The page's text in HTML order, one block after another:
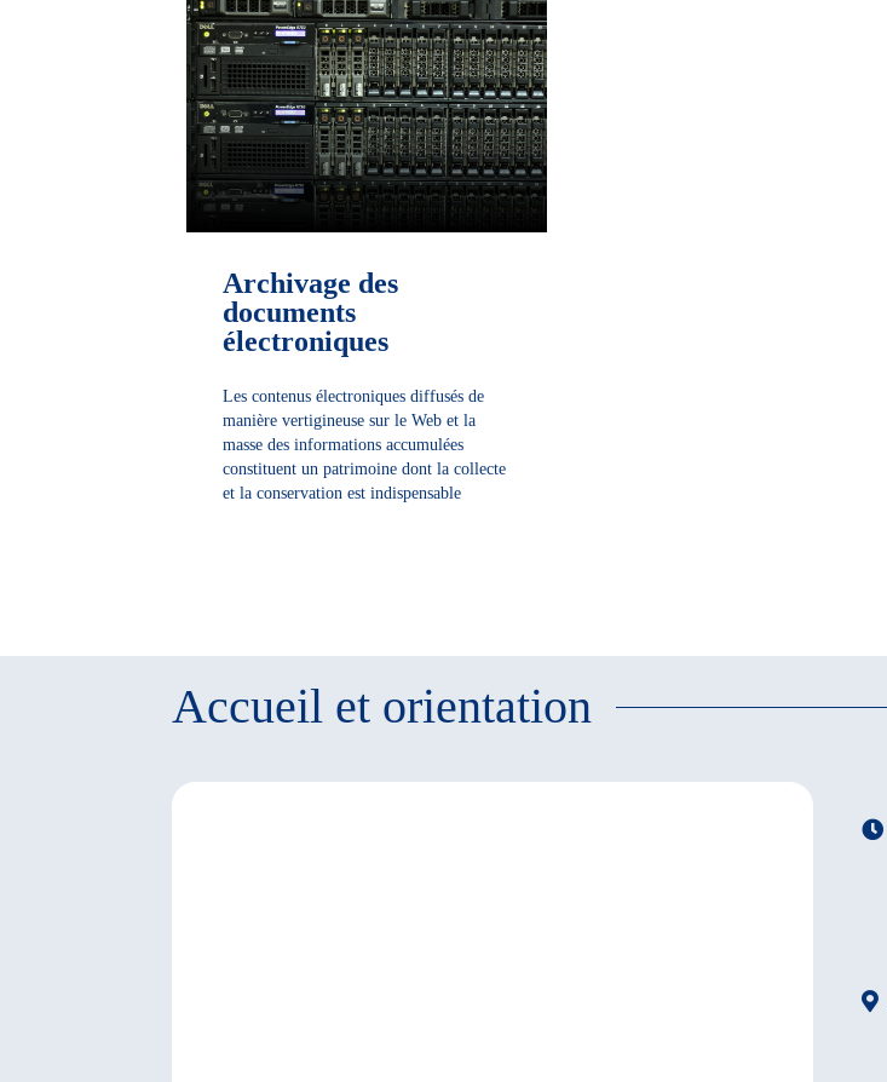
Archivage des
documents
électroniques
Les contenus électroniques diffusés de
manière vertigineuse sur le Web et la
masse des informations accumulées
constituent un patrimoine dont la collecte
et la conservation est indispensable
Accueil et orientation